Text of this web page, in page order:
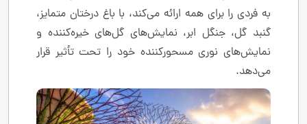
به فردی را برای همه ارائه می‌کند، با باغ درختان متمایز،
گنبد گل، جنگل ابر، نمایش‌های گل‌های خیره‌کننده و
نمایش‌های نوری مسحورکننده خود را تحت تأثیر قرار
می‌دهد.